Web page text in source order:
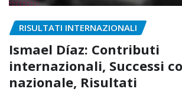
RISULTATI INTERNAZIONALI
Ismael Díaz: Contributi
internazionali, Successi
nazionale, Risultati